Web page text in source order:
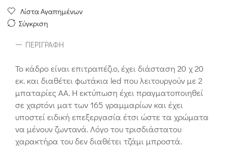
Λίστα Αγαπημένων
Σύγκριση
ΠΕΡΙΓΡΑΦΉ
Το κάδρο είναι επιτραπέζιο, έχει διάσταση 20 χ 20
εκ. και διαθέτει φωτάκια led που λειτουργούν με 2
μπαταρίες ΑΑ. Η εκτύπωση έχει πραγματοποιηθεί
σε χαρτόνι ματ των 165 γραμμαρίων και έχει
υποστεί ειδική επεξεργασία έτσι ώστε τα χρώματα
να μένουν ζωντανά. Λόγο του τρισδιάστατου
χαρακτήρα του δεν διαθέτει τζάμι μπροστά.